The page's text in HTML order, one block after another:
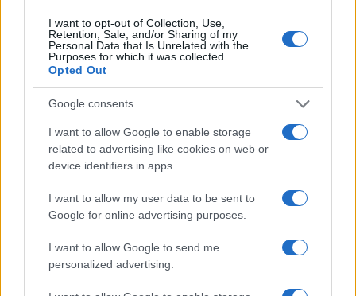
I want to opt-out of Collection, Use,
Retention, Sale, and/or Sharing of my
Personal Data that Is Unrelated with the
Purposes for which it was collected.
Opted Out
Google consents
I want to allow Google to enable storage
related to advertising like cookies on web or
device identifiers in apps.
I want to allow my user data to be sent to
Google for online advertising purposes.
I want to allow Google to send me
personalized advertising.